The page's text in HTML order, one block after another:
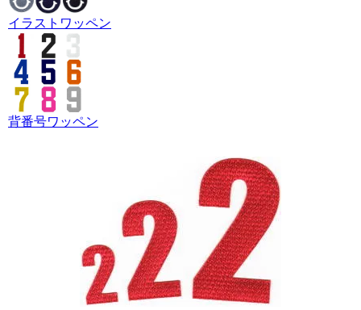
イラストワッペン
背番号ワッペン